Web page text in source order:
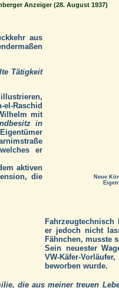
Anzeiger (28. August 1937)
aus
Tätigkeit
Raschid
mit
in
er
aktiven
die
Neue
er jedoch nicht
Fähnchen, musste
Sein neuester
VW-Käfer-
beworben wurde.
die aus meiner treuen